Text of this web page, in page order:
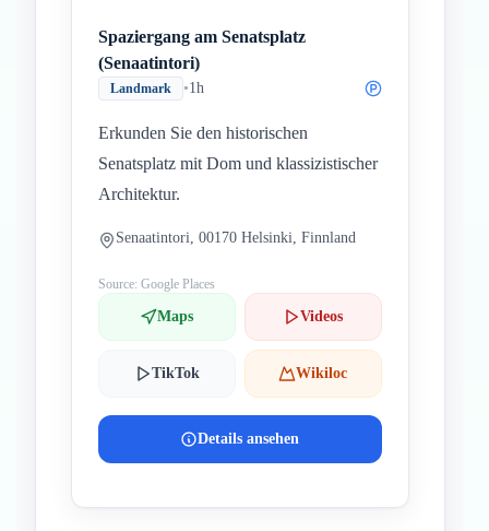
Spaziergang am Senatsplatz
(Senaatintori)
Landmark •1h
Erkunden Sie den historischen
Senatsplatz mit Dom und klassizistischer
Architektur.
Senaatintori, 00170 Helsinki, Finnland
Source: Google Places
Maps Videos
TikTok Wikiloc
Details ansehen